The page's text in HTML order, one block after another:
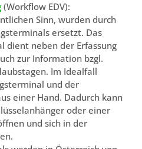
(Workflow EDV):
Sinn, wurden durch
ersetzt. Das
dient neben der Erfassung
zur Information bzgl.
Im Idealfall
und der
einer Hand. Dadurch kann
oder einer
und sich in der